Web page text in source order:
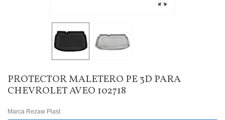
PROTECTOR MALETERO PE 3D PARA
CHEVROLET AVEO 102718
Marca Rezaw Plast